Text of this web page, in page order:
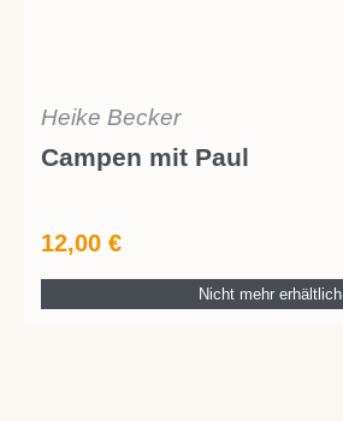
Heike Becker
Campen mit Paul
12,00 €
Nicht mehr erhältlich